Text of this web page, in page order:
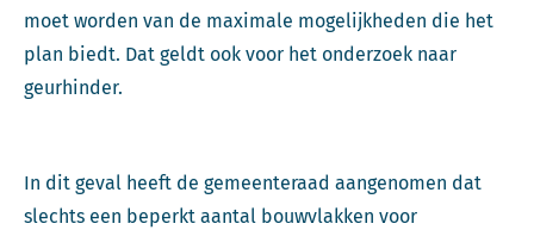
moet worden van de maximale mogelijkheden die het
plan biedt. Dat geldt ook voor het onderzoek naar
geurhinder.
In dit geval heeft de gemeenteraad aangenomen dat
slechts een beperkt aantal bouwvlakken voor